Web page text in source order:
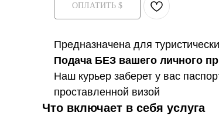
ОПЛАТИТЬ $
Предназначена для
Подача БЕЗ вашего личного
Наш курьер заберет у вас
проставленной визой
Что включает в себя услуга